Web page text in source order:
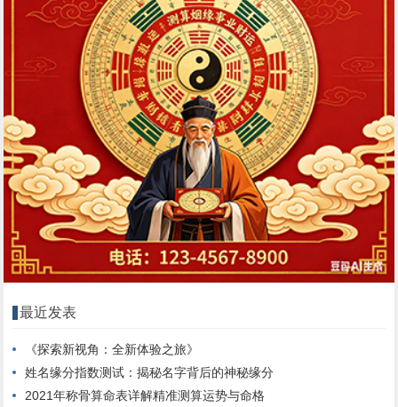
最近发表
《探索新视角：全新体验之旅》
姓名缘分指数测试：揭秘名字背后的神秘缘分
2021年称骨算命表详解精准测算运势与命格